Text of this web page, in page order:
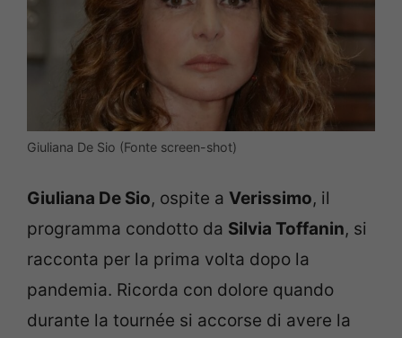
Giuliana De Sio (Fonte screen-shot)
Giuliana De Sio, ospite a Verissimo, il
programma condotto da Silvia Toffanin, si
racconta per la prima volta dopo la
pandemia. Ricorda con dolore quando
durante la tournée si accorse di avere la